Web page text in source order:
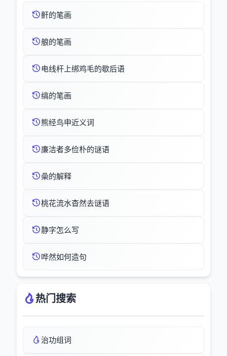
鼾的笔画
艆的笔画
电线杆上绑鸡毛的歇后语
缟的笔画
熊经鸟申近义词
廉洁者多俭朴的谜语
喿的解释
桃花流水杳然去谜语
静字怎么写
哗然如何造句
热门搜索
治功组词